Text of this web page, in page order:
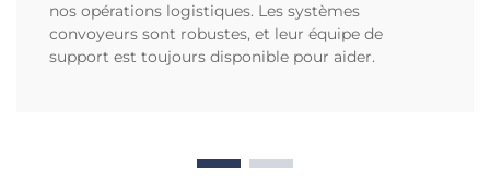
nos opérations logistiques. Les systèmes
convoyeurs sont robustes, et leur équipe de
support est toujours disponible pour aider.